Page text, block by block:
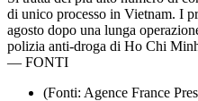
di unico processo in Vietnam. I
agosto dopo una lunga
polizia anti-droga di Ho Chi
— FONTI
(Fonti: Agence France